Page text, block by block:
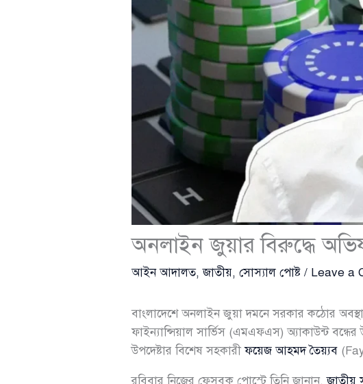
অনলাইন জুয়ার বিরুদ্ধে
আইন আদালত,জাতীয়, সোস্যাল পোষ্ট / Leave a
বাংলাদেশে অনলাইন জুয়া দমনে সরকার কঠোর
ফাইন্যান্সিয়াল সার্ভিস (এমএফএস) অ্যাকাউন্ট
উপদেষ্টার বিশেষ সহকারীফয়েজ আহমদ তৈয়্যব
রবিবার নিজের ফেসবুক পোস্টে তিনি জানান,জাতীয়